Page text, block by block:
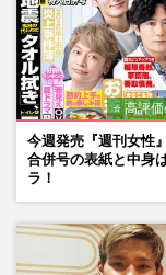
⭐ 高評
今週発売『週刊女性
合併号の表紙と中身
ラ！